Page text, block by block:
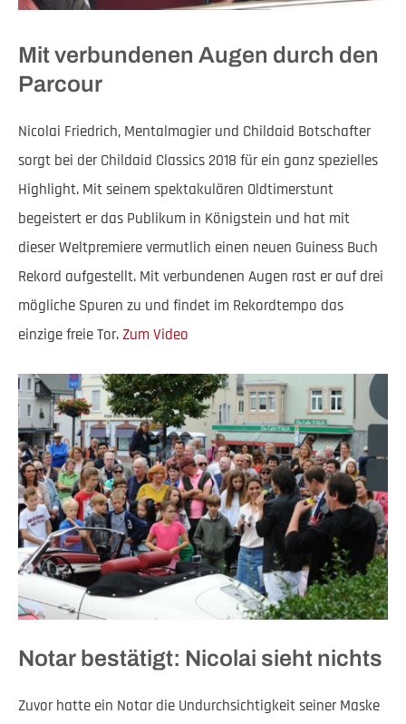
Mit verbundenen Augen durch den
Parcour
Nicolai Friedrich, Mentalmagier und Childaid Botschafter
sorgt bei der Childaid Classics 2018 für ein ganz spezielles
Highlight. Mit seinem spektakulären Oldtimerstunt
begeistert er das Publikum in Königstein und hat mit
dieser Weltpremiere vermutlich einen neuen Guiness Buch
Rekord aufgestellt. Mit verbundenen Augen rast er auf drei
mögliche Spuren zu und findet im Rekordtempo das
einzige freie Tor.Zum Video
Notar bestätigt: Nicolai sieht nichts
Zuvor hatte ein Notar die Undurchsichtigkeit seiner Maske